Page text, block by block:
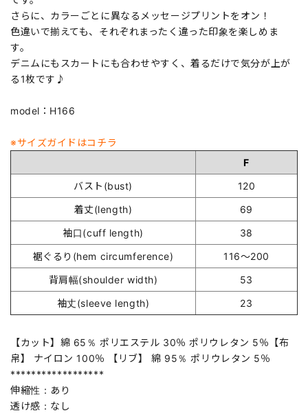
さらに、カラーごとに異なるメッセージプリントをオン！
色違いで揃えても、それぞれまったく違った印象を楽しめま
す。
デニムにもスカートにも合わせやすく、着るだけで気分が上が
る1枚です♪
model：H166
※サイズガイドはコチラ
F
バスト(bust)
120
着丈(length)
69
袖口(cuff length)
38
裾ぐるり(hem circumference)
116～200
背肩幅(shoulder width)
53
袖丈(sleeve length)
23
【カット】綿 65％ ポリエステル 30％ ポリウレタン 5％【布
帛】 ナイロン 100％ 【リブ】 綿 95％ ポリウレタン 5％
******************
伸縮性：あり
透け感：なし